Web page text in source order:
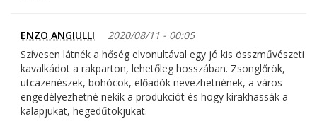
ENZO ANGIULLI
2020/08/11 - 00:05
Szívesen látnék a hőség elvonultával egy jó kis összművészeti
kavalkádot a rakparton, lehetőleg hosszában. Zsonglőrök,
utcazenészek, bohócok, előadók nevezhetnének, a város
engedélyezhetné nekik a produkciót és hogy kirakhassák a
kalapjukat, hegedűtokjukat.